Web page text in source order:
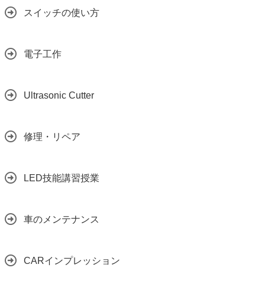
スイッチの使い方
電子工作
Ultrasonic Cutter
修理・リペア
LED技能講習授業
車のメンテナンス
CARインプレッション